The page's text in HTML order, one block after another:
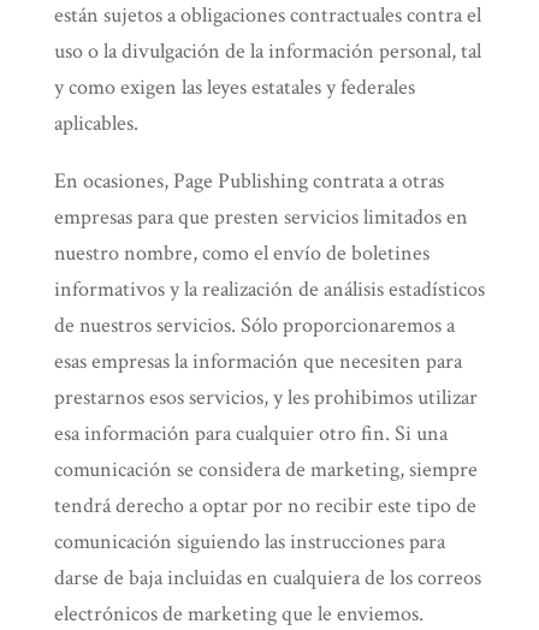
están sujetos a obligaciones contractuales contra el
uso o la divulgación de la información personal, tal
y como exigen las leyes estatales y federales
aplicables.
En ocasiones, Page Publishing contrata a otras
empresas para que presten servicios limitados en
nuestro nombre, como el envío de boletines
informativos y la realización de análisis estadísticos
de nuestros servicios. Sólo proporcionaremos a
esas empresas la información que necesiten para
prestarnos esos servicios, y les prohibimos utilizar
esa información para cualquier otro fin. Si una
comunicación se considera de marketing, siempre
tendrá derecho a optar por no recibir este tipo de
comunicación siguiendo las instrucciones para
darse de baja incluidas en cualquiera de los correos
electrónicos de marketing que le enviemos.